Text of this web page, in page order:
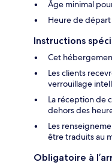
Âge minimal
Heure de départ
Instructions
Cet
Les clients
verrouillage
La réception de
dehors des
Les
être traduits au
Obligatoire à